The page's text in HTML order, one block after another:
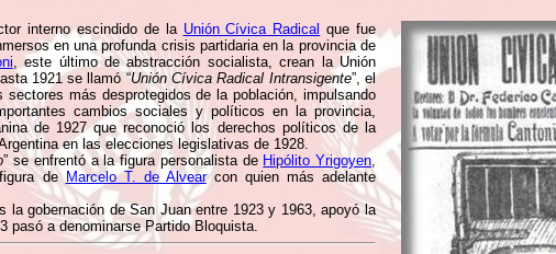
interno escindido de la Unión Cívica Radical que fue
en una profunda crisis partidaria en la provincia de
, este último de abstracción socialista, crean la Unión
1921 se llamó “Unión Cívica Radical Intransigente”, el
más desprotegidos de la población, impulsando
cambios sociales y políticos en la provincia,
de 1927 que reconoció los derechos políticos de la
en las elecciones legislativas de 1928.
” se enfrentó a la figura personalista de Hipólito Yrigoyen,
de Marcelo T. de Alvearcon quien más adelante
la gobernación de San Juan entre 1923 y 1963, apoyó la
pasó a denominarse Partido Bloquista.